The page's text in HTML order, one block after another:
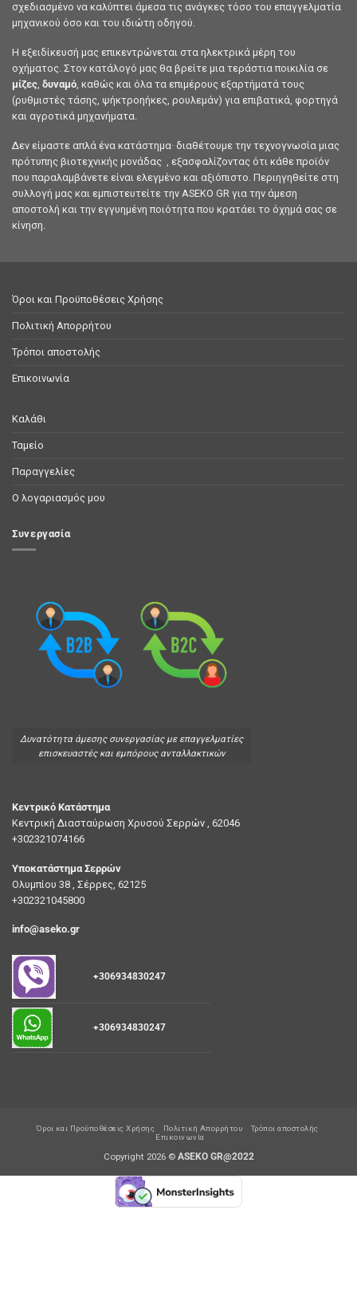
σχεδιασμένο να καλύπτει άμεσα τις ανάγκες τόσο του επαγγελματία
μηχανικού όσο και του ιδιώτη οδηγού.
Η εξειδίκευσή μας επικεντρώνεται στα ηλεκτρικά μέρη του
οχήματος. Στον κατάλογό μας θα βρείτε μια τεράστια ποικιλία σε
μίζες, δυναμό, καθώς και όλα τα επιμέρους εξαρτήματά τους
(ρυθμιστές τάσης, ψήκτροηήκες, ρουλεμάν) για επιβατικά, φορτηγά
και αγροτικά μηχανήματα.
Δεν είμαστε απλά ένα κατάστημα· διαθέτουμε την τεχνογνωσία μιας
πρότυπης βιοτεχνικής μονάδας , εξασφαλίζοντας ότι κάθε προϊόν
που παραλαμβάνετε είναι ελεγμένο και αξιόπιστο. Περιηγηθείτε στη
συλλογή μας και εμπιστευτείτε την ASEKO GR για την άμεση
αποστολή και την εγγυημένη ποιότητα που κρατάει το όχημά σας σε
κίνηση.
Όροι και Προϋποθέσεις Χρήσης
Πολιτική Απορρήτου
Τρόποι αποστολής
Επικοινωνία
Καλάθι
Ταμείο
Παραγγελίες
Ο λογαριασμός μου
Συνεργασία
Δυνατότητα άμεσης συνεργασίας με επαγγελματίες
επισκευαστές και εμπόρους ανταλλακτικών
Κεντρικό Κατάστημα
Κεντρική Διασταύρωση Χρυσού Σερρών , 62046
+302321074166
Υποκατάστημα Σερρών
Ολυμπίου 38 , Σέρρες, 62125
+302321045800
info@aseko.gr
+306934830247
+306934830247
Όροι και Προϋποθέσεις Χρήσης Πολιτική Απορρήτου
Τρόποι αποστολής
Επικοινωνία
Copyright 2026 © ASEKO GR@2022